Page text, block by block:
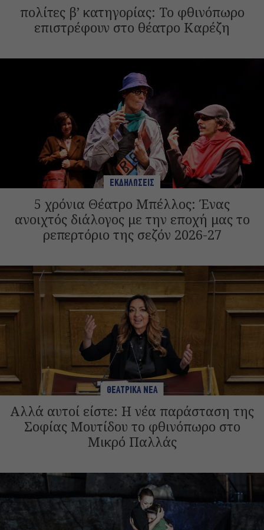
πολίτες β’ κατηγορίας: Το φθινόπωρο
επιστρέφουν στο θέατρο Καρέζη
ΕΚΔΗΛΩΣΕΙΣ
5 χρόνια Θέατρο Μπέλλος: Ένας
ανοιχτός διάλογος με την εποχή μας το
ρεπερτόριο της σεζόν 2026-27
ΘΕΑΤΡΙΚΑ ΝΕΑ
Αλλά αυτοί είστε: Η νέα παράσταση της
Σοφίας Μουτίδου το φθινόπωρο στο
Μικρό Παλλάς